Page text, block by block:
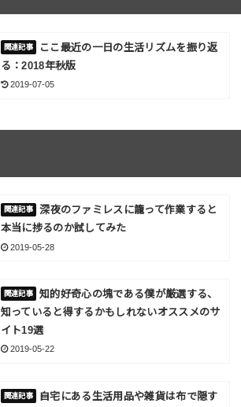
ここ最近の一日の生活リズムを振り返
る：2018年秋版
2019-07-05
深夜のファミレスに籠って作業すると
本当に捗るのか試してみた
2019-05-28
知的好奇心の塊である僕が厳選する、
知っていると得するかもしれないオススメのサ
イト19選
2019-05-22
自宅にある生活用品や雑貨は布で隠す